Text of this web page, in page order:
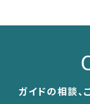
ガイドの相談、